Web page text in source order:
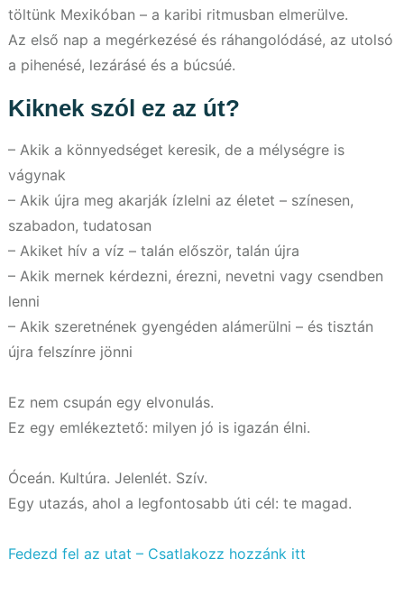
töltünk Mexikóban – a karibi ritmusban elmerülve.
Az első nap a megérkezésé és ráhangolódásé, az utolsó
a pihenésé, lezárásé és a búcsúé.
Kiknek szól ez az út?
– Akik a könnyedséget keresik, de a mélységre is
vágynak
– Akik újra meg akarják ízlelni az életet – színesen,
szabadon, tudatosan
– Akiket hív a víz – talán először, talán újra
– Akik mernek kérdezni, érezni, nevetni vagy csendben
lenni
– Akik szeretnének gyengéden alámerülni – és tisztán
újra felszínre jönni
Ez nem csupán egy elvonulás.
Ez egy emlékeztető: milyen jó is igazán élni.
Óceán. Kultúra. Jelenlét. Szív.
Egy utazás, ahol a legfontosabb úti cél: te magad.
Fedezd fel az utat – Csatlakozz hozzánk itt